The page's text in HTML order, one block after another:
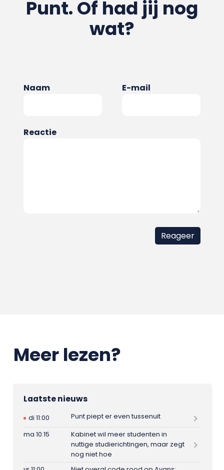
Punt. Of had jij nog
wat?
Naam E-mail
Reactie
Meer lezen?
Laatste nieuws
di 11:00
Punt piept er even tussenuit
ma 10:15
Kabinet wil meer studenten in
nuttige studierichtingen, maar zegt
nog niet hoe